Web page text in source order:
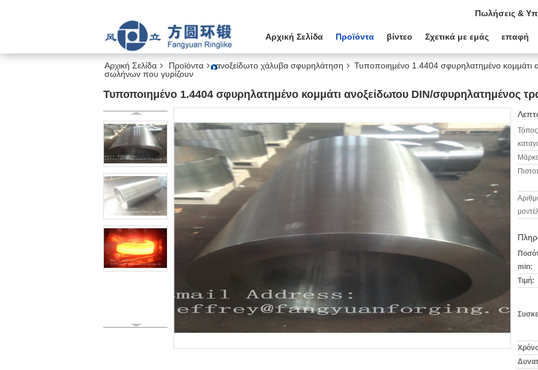
Πωλήσεις &
Αρχική Σελίδα Προϊόντα βίντεο Σχετικά με εμάς επαφή
Αρχική Σελίδα Προϊόντα ανοξείδωτο χάλυβα σφυρηλάτηση
Τυποποιημένο 1.4404 σφυρηλατημένο κομμάτι
σωλήνων που γυρίζουν
Τυποποιημένο 1.4404 σφυρηλατημένο κομμάτι ανοξείδωτου DIN/σφυρηλατημένος
Τόπος
min:
Τιμή: